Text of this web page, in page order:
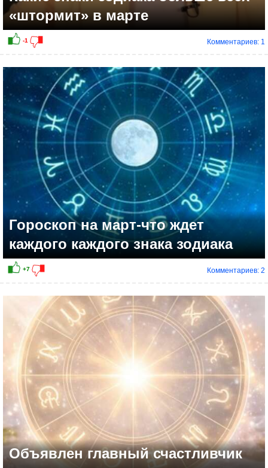
+9
«штормит» в марте
Комментариев: 1
Гороскоп на март-что ждет
каждого каждого знака зодиака
Комментариев: 2
Объявлен главный счастливчик